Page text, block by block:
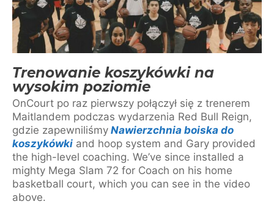
Trenowanie koszykówki na
wysokim poziomie
OnCourt po raz pierwszy połączył się z trenerem
Maitlandem podczas wydarzenia Red Bull Reign,
gdzie zapewniliśmy Nawierzchnia boiska do
koszykówki and hoop system and Gary provided
the high-level coaching. We’ve since installed a
mighty Mega Slam 72 for Coach on his home
basketball court, which you can see in the video
above.